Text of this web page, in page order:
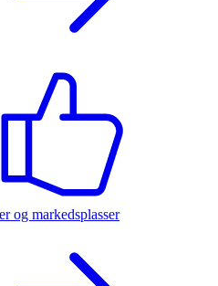
og markedsplasser